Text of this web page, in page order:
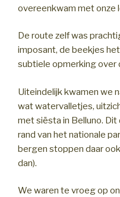
overeenkwam met onze
De route zelf was
imposant, de beekjes
subtiele opmerking over
Uiteindelijk kwamen we
wat watervalletjes,
met siësta in Belluno.
rand van het nationale
bergen stoppen daar
dan).
We waren te vroeg op